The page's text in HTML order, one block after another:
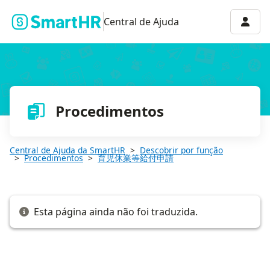
Central de Ajuda
Procedimentos
Central de Ajuda da SmartHR Descobrir por função
Procedimentos 育児休業等給付申請
Esta página ainda não foi traduzida.